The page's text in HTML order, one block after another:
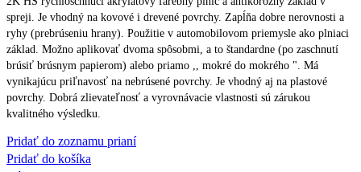
spreji. Je vhodný na kovové i drevené povrchy. Zapĺňa dobre nerovnosti a
ryhy (prebrúseniu hrany). Použitie v automobilovom priemysle ako plniaci
základ. Možno aplikovať dvoma spôsobmi, a to štandardne (po zaschnutí
brúsiť brúsnym papierom) alebo priamo ,, mokré do mokrého ". Má
vynikajúcu priľnavosť na nebrúsené povrchy. Je vhodný aj na plastové
povrchy. Dobrá zlievateľnosť a vyrovnávacie vlastnosti sú zárukou
kvalitného výsledku.
Pridať do zoznamu prianí
Pridať do košíka